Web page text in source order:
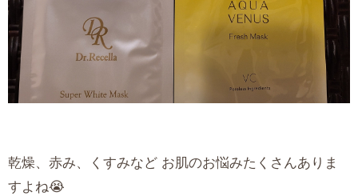
乾燥、赤み、くすみなど お肌のお悩みたくさんありま
すよね😭